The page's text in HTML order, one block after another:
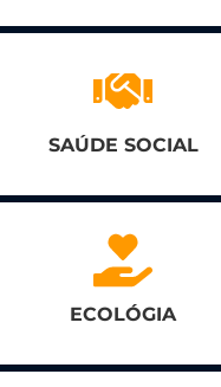
SAÚDE SOCIAL
ECOLÓGIA